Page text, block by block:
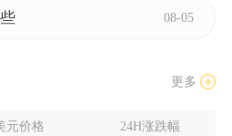
08-05
更多
元价格 24H涨跌幅